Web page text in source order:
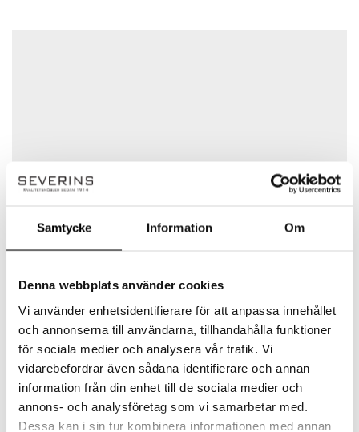
Samtycke Information Om
Denna webbplats använder cookies
Vi använder enhetsidentifierare för att anpassa innehållet
och annonserna till användarna, tillhandahålla funktioner
för sociala medier och analysera vår trafik. Vi
vidarebefordrar även sådana identifierare och annan
information från din enhet till de sociala medier och
annons- och analysföretag som vi samarbetar med.
Dessa kan i sin tur kombinera informationen med annan
Namn*
Spara mitt namn, min e-postadress och webbplats i
denna webbläsare till nästa gång jag skriver en
kommentar.
Linie Design
Linie Designs mattor är utvecklade av ledande
skandinaviska formgivare och
konsthantverkare. Mattorna kan utöver
standardmåtten specialbeställas efter
önskamål och framställs i särskilt utvalda
material från Indien. Till de mest populära
kollektionerna hör Ronaldo och Flame.
Läs mer om Linie Design…